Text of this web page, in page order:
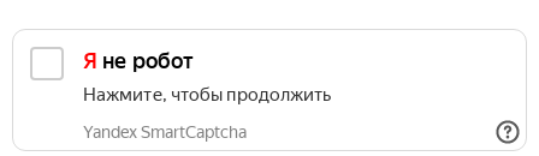
Я не робот
Нажмите, чтобы продолжить
Yandex SmartCaptcha